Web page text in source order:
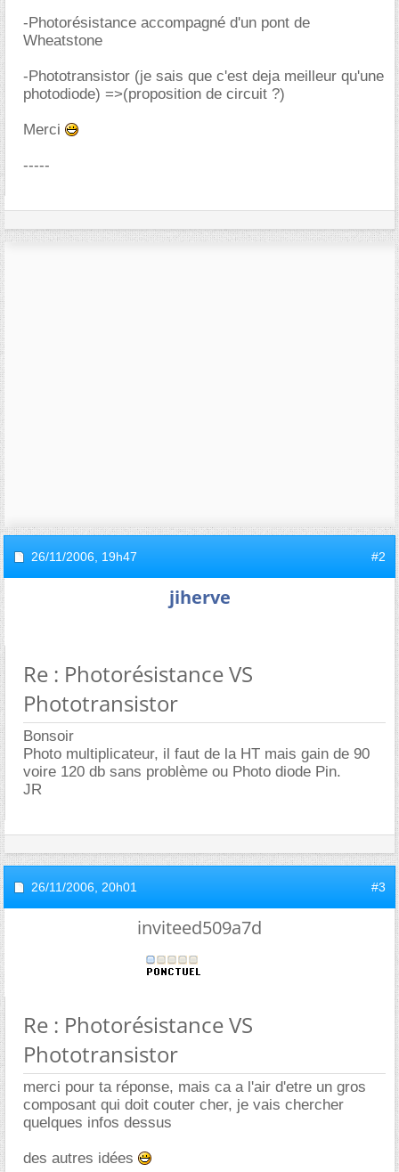
-Photorésistance accompagné d'un pont de
Wheatstone
-Phototransistor (je sais que c'est deja meilleur qu'une
photodiode) =>(proposition de circuit ?)
Merci
-----
26/11/2006, 19h47 #2
jiherve
Re : Photorésistance VS
Phototransistor
Bonsoir
Photo multiplicateur, il faut de la HT mais gain de 90
voire 120 db sans problème ou Photo diode Pin.
JR
26/11/2006, 20h01 #3
inviteed509a7d
Re : Photorésistance VS
Phototransistor
merci pour ta réponse, mais ca a l'air d'etre un gros
composant qui doit couter cher, je vais chercher
quelques infos dessus
des autres idées